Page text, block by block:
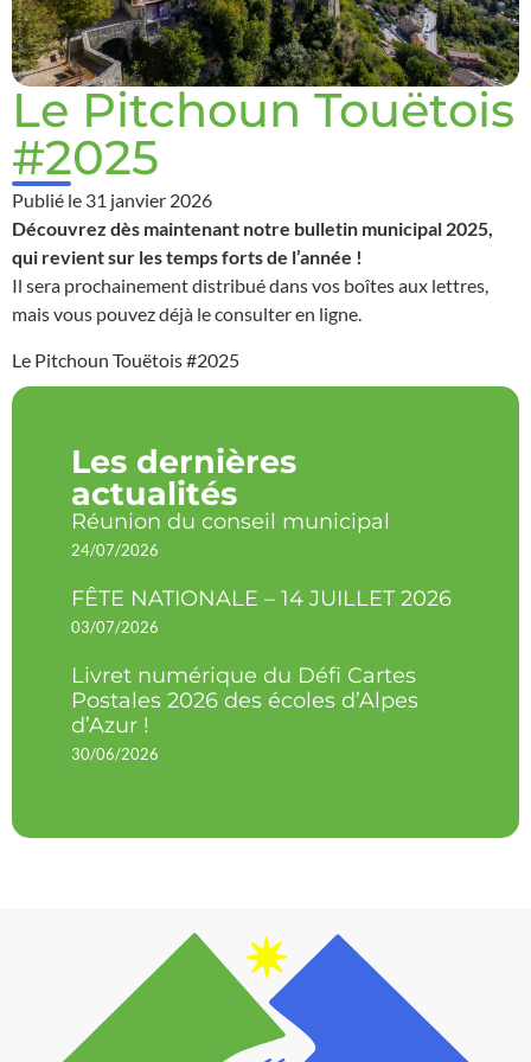
Le Pitchoun Touëtois
#2025
Publié le 31 janvier 2026
Découvrez dès maintenant notre bulletin municipal 2025,
qui revient sur les temps forts de l’année !
Il sera prochainement distribué dans vos boîtes aux lettres,
mais vous pouvez déjà le consulter en ligne.
Le Pitchoun Touëtois #2025
Les dernières
actualités
Réunion du conseil municipal
24/07/2026
FÊTE NATIONALE – 14 JUILLET 2026
03/07/2026
Livret numérique du Défi Cartes
Postales 2026 des écoles d’Alpes
d’Azur !
30/06/2026